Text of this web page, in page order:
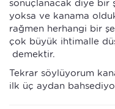
sonuçlanacak diye bir
yoksa ve kanama
rağmen herhangi bir
çok büyük ihtimalle
demektir.
Tekrar söylüyorum
ilk üç aydan